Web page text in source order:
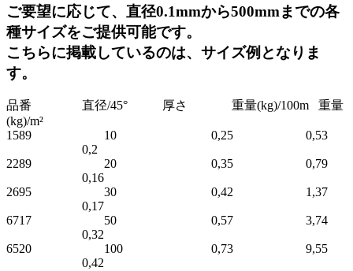
ご要望に応じて、直径0.1mmから500mmまでの各
種サイズをご提供可能です。
こちらに掲載しているのは、サイズ例となりま
す。
品番 直径/45° 厚さ 重量(kg)/100m 重量
(kg)/m²
1589 10 0,25 0,53
0,2
2289 20 0,35 0,79
0,16
2695 30 0,42 1,37
0,17
6717 50 0,57 3,74
0,32
6520 100 0,73 9,55
0,42